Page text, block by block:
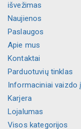
išvežimas
Naujienos
Paslaugos
Apie mus
Kontaktai
Parduotuvių tinklas
Informaciniai vaizdo
Karjera
Lojalumas
Visos kategorijos